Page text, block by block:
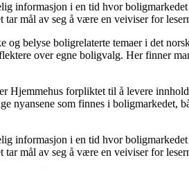
informasjon i en tid hvor
tar mål av seg å være en veiviser for
og belyse boligrelaterte temaer i det
over egne boligvalg. Her finner
Hjemmehus forpliktet til å levere
nyansene som finnes i
informasjon i en tid hvor
tar mål av seg å være en veiviser for